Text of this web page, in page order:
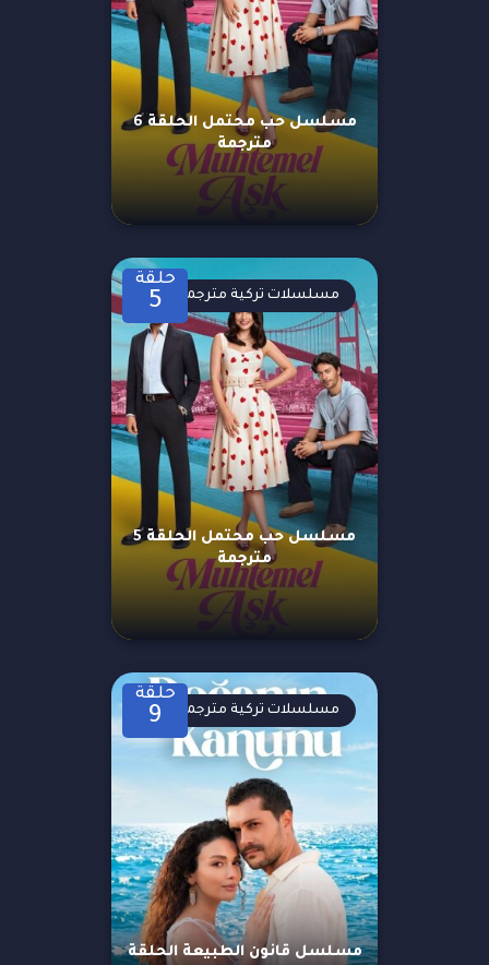
مسلسل حب محتمل الحلقة 6
مترجمة
حلقة
5
مسلسل حب محتمل الحلقة 5
مترجمة
مسلسلات تركية مترجمة
حلقة
9
مسلسل قانون الطبيعة الحلقة
مسلسلات تركية مترجمة